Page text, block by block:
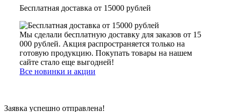
Бесплатная доставка от 15000 рублей
Мы сделали бесплатную доставку для заказов от 15
000 рублей. Акция распространяется только на
готовую продукцию. Покупать товары на нашем
сайте стало еще выгодней!
Все новинки и акции
Заявка успешно отправлена!